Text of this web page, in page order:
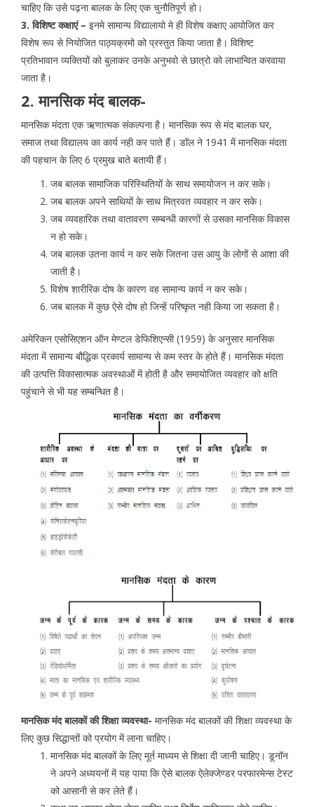
चाहिए कि उसे पढ़ना बालक के लिए एक चुनौतिपूर्ण हो।
3. विशिष्ट कक्षाएं – इनमे सामान्य विद्यालायो मे ही विशेष कक्षाए आयोजित कर
विशेष रूप से नियोजित पाठ्यक्रमो को प्रस्तुत किया जाता है। विशिष्ट
प्रतिभावान व्यक्तियों को बुलाकर उनके अनुभवो से छात्रो को लाभान्वित करवाया
जाता है।
2. मानसिक मंद बालक-
मानसिक मंदता एक ऋणात्मक संकल्पना है। मानसिक रूप से मंद बालक घर,
समाज तथा विद्यालय का कार्य नही कर पाते हैं। डॉल ने 1941 में मानसिक मंदता
की पहचान के लिए 6 प्रमुख बाते बतायी हैं।
जब बालक सामाजिक परिस्थितियों के साथ समायोजन न कर सके।
जब बालक अपने साथियों के साथ मित्रवत व्यवहार न कर सके।
जब व्यवहारिक तथा वातावरण सम्बन्धी कारणों से उसका मानसिक विकास
न हो सके।
जब बालक उतना कार्य न कर सके जितना उस आयु के लोगों से आशा की
जाती है।
विशेष शारीरिक दोष के कारण वह सामान्य कार्य न कर सके।
जब बालक में कुछ ऐसे दोष हो जिन्हें परिष्कृत नही किया जा सकता है।
अमेरिकन एसोसिएशन ऑन मेण्टल डेफिशिएन्सी (1959) के अनुसार मानसिक
मंदता में सामान्य बौद्धिक प्रकार्य सामान्य से कम स्तर के होते हैं। मानसिक मंदता
की उत्पत्ति विकासात्मक अवस्थाओं में होती है और समायोजित व्यवहार को क्षति
पहुंचाने से भी यह सम्बन्धित है।
मानसिक मंद बालकों की शिक्षा व्यवस्था- मानसिक मंद बालकों की शिक्षा व्यवस्था के
लिए कुछ सिद्धान्तों को प्रयोग में लाना चाहिए।
मानसिक मंद बालकों के लिए मूर्त माध्यम से शिक्षा दी जानी चाहिए। डूनॉन
ने अपने अध्ययनों में यह पाया कि ऐसे बालक ऐलेक्जेण्डर परफारमेन्स टेस्ट
को आसानी से कर लेते हैं।